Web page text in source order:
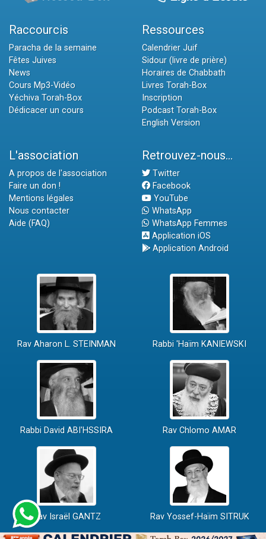
Raccourcis
Paracha de la semaine
Fêtes Juives
News
Cours Mp3-Vidéo
Yéchiva Torah-Box
Dédicacer un cours
Ressources
Calendrier Juif
Sidour (livre de prière)
Horaires de Chabbath
Livres Torah-Box
Inscription
Podcast Torah-Box
English Version
L'association
A propos de l'association
Faire un don !
Mentions légales
Nous contacter
Aide (FAQ)
Retrouvez-nous...
Twitter
Facebook
YouTube
WhatsApp
WhatsApp Femmes
Application iOS
Application Android
Rav Aharon L. STEINMAN Rabbi 'Haïm KANIEWSKI
Rabbi David ABI'HSSIRA Rav Chlomo AMAR
Rav Israël GANTZ Rav Yossef-Haïm SITRUK